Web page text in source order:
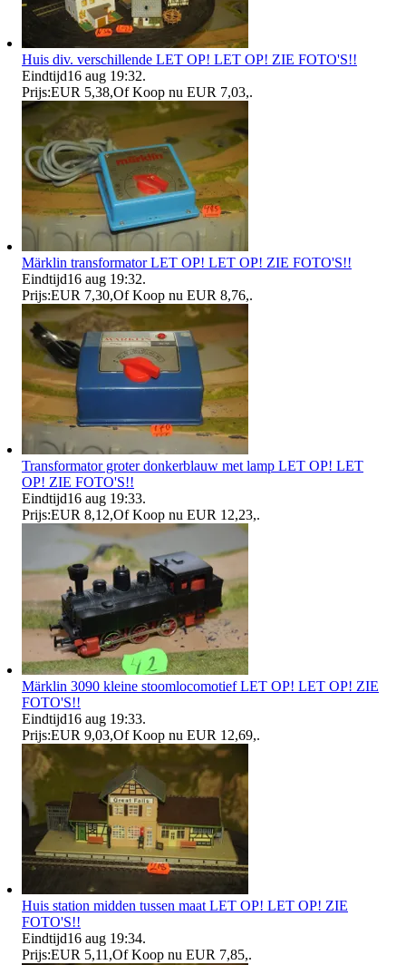
Huis div. verschillende LET OP! LET OP! ZIE FOTO'S!!
Eindtijd16 aug 19:32.
Prijs:EUR 5,38,Of Koop nu EUR 7,03,.
Märklin transformator LET OP! LET OP! ZIE FOTO'S!!
Eindtijd16 aug 19:32.
Prijs:EUR 7,30,Of Koop nu EUR 8,76,.
Transformator groter donkerblauw met lamp LET OP! LET
OP! ZIE FOTO'S!!
Eindtijd16 aug 19:33.
Prijs:EUR 8,12,Of Koop nu EUR 12,23,.
Märklin 3090 kleine stoomlocomotief LET OP! LET OP! ZIE
FOTO'S!!
Eindtijd16 aug 19:33.
Prijs:EUR 9,03,Of Koop nu EUR 12,69,.
Huis station midden tussen maat LET OP! LET OP! ZIE
FOTO'S!!
Eindtijd16 aug 19:34.
Prijs:EUR 5,11 ,Of Koop nu EUR 7,85,.